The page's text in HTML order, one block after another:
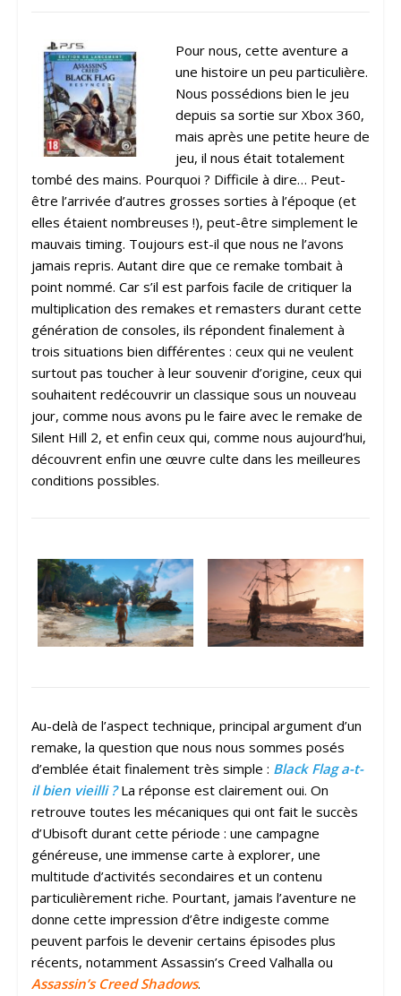
Pour nous, cette aventure a
une histoire un peu particulière.
Nous possédions bien le jeu
depuis sa sortie sur Xbox 360,
mais après une petite heure de
jeu, il nous était totalement
tombé des mains. Pourquoi ? Difficile à dire… Peut-
être l’arrivée d’autres grosses sorties à l’époque (et
elles étaient nombreuses !), peut-être simplement le
mauvais timing. Toujours est-il que nous ne l’avons
jamais repris. Autant dire que ce remake tombait à
point nommé. Car s’il est parfois facile de critiquer la
multiplication des remakes et remasters durant cette
génération de consoles, ils répondent finalement à
trois situations bien différentes : ceux qui ne veulent
surtout pas toucher à leur souvenir d’origine, ceux qui
souhaitent redécouvrir un classique sous un nouveau
jour, comme nous avons pu le faire avec le remake de
Silent Hill 2, et enfin ceux qui, comme nous aujourd’hui,
découvrent enfin une œuvre culte dans les meilleures
conditions possibles.
Au-delà de l’aspect technique, principal argument d’un
remake, la question que nous nous sommes posés
d’emblée était finalement très simple : Black Flag a-t-
il bien vieilli ?La réponse est clairement oui. On
retrouve toutes les mécaniques qui ont fait le succès
d’Ubisoft durant cette période : une campagne
généreuse, une immense carte à explorer, une
multitude d’activités secondaires et un contenu
particulièrement riche. Pourtant, jamais l’aventure ne
donne cette impression d’être indigeste comme
peuvent parfois le devenir certains épisodes plus
récents, notamment Assassin’s Creed Valhalla ou
Assassin’s Creed Shadows.